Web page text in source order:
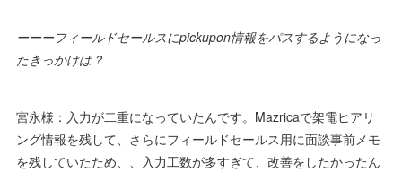
ーーーフィールドセールスにpickupon情報をパスするようになっ
たきっかけは？
宮永様：入力が二重になっていたんです。Mazricaで架電ヒアリ
ング情報を残して、さらにフィールドセールス用に面談事前メモ
を残していたため、、入力工数が多すぎて、改善をしたかったん